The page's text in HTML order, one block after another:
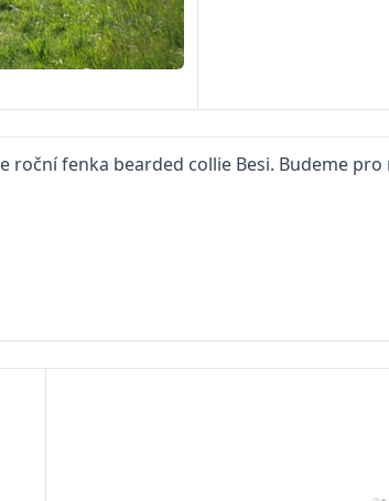
fenka bearded collie Besi. Budeme